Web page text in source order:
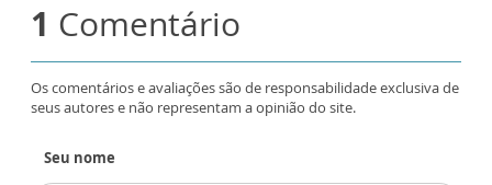
1 Comentário
Os comentários e avaliações são de responsabilidade exclusiva de
seus autores e não representam a opinião do site.
Seu nome